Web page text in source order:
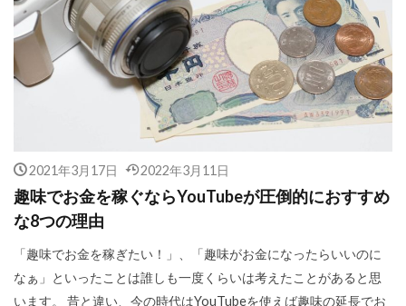
2021年3月17日 2022年3月11日
趣味でお金を稼ぐならYouTubeが圧倒的におすすめ
な8つの理由
「趣味でお金を稼ぎたい！」、「趣味がお金になったらいいのに
なぁ」といったことは誰しも一度くらいは考えたことがあると思
います。 昔と違い、今の時代はYouTubeを使えば趣味の延長でお